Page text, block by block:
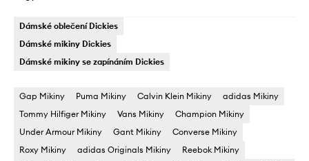
Dámské oblečení Dickies
Dámské mikiny Dickies
Dámské mikiny se zapínáním Dickies
Gap Mikiny Puma Mikiny Calvin Klein Mikiny
adidas Mikiny
Tommy Hilfiger Mikiny
Vans Mikiny
Champion Mikiny
Under Armour Mikiny
Gant Mikiny
Converse Mikiny
Roxy Mikiny
adidas Originals Mikiny
Reebok Mikiny